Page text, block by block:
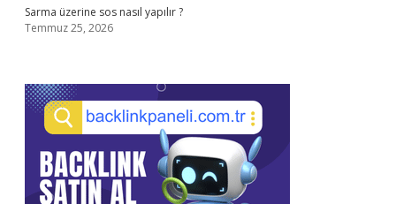
Sarma üzerine sos nasıl yapılır ?
Temmuz 25, 2026